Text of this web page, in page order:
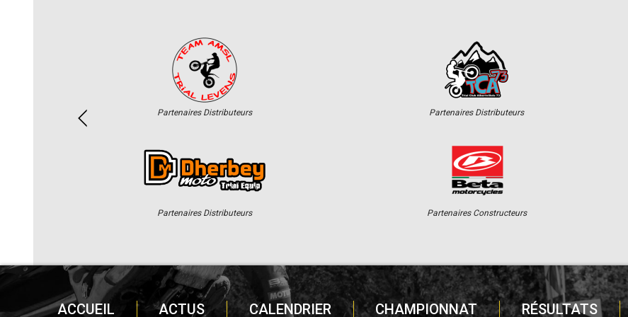
Partenaires Distributeurs
Partenaires Distributeurs
Partenaires Distributeurs
Partenaires Constructeurs
ACCUEIL ACTUS CALENDRIER CHAMPIONNAT RÉSULTATS